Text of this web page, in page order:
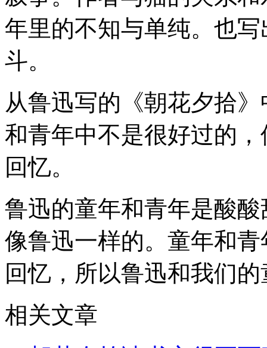
年里的不知与单纯。也
斗。
从鲁迅写的《朝花夕拾
和青年中不是很好过的
回忆。
鲁迅的童年和青年是酸
像鲁迅一样的。童年和
回忆，所以鲁迅和我们
相关文章